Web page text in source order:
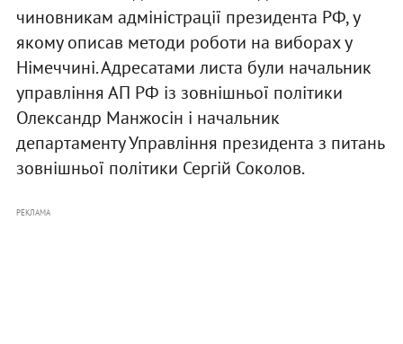
чиновникам адміністрації президента РФ, у
якому описав методи роботи на виборах у
Німеччині. Адресатами листа були начальник
управління АП РФ із зовнішньої політики
Олександр Манжосін і начальник
департаменту Управління президента з питань
зовнішньої політики Сергій Соколов.
РЕКЛАМА